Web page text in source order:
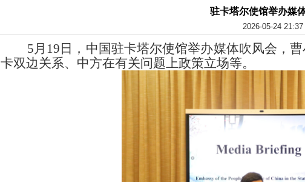
驻卡塔尔使馆举办媒
2026-05-24 21:37
5月19日，中国驻卡塔尔使馆举办媒体吹风会，曹
卡双边关系、中方在有关问题上政策立场等。